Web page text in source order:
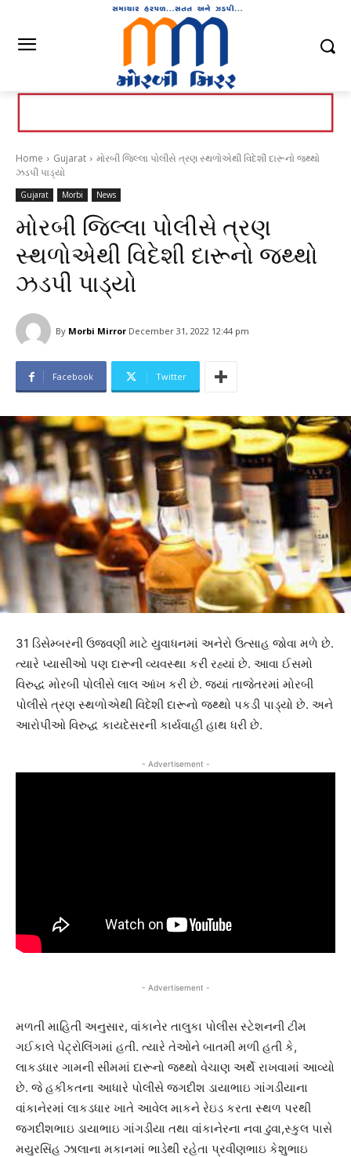
Home Gujarat
મોરબી જિલ્લા પોલીસે ત્રણ સ્થળોએથી વિદેશી દારૂનો જથ્થો
ઝડપી પાડ્યો
Gujarat Morbi News
મોરબી જિલ્લા પોલીસે ત્રણ
સ્થળોએથી વિદેશી દારૂનો જથ્થો
ઝડપી પાડ્યો
By Morbi Mirror December 31, 2022 12:44 pm
Facebook Twitter
31 ડિસેમ્બરની ઉજવણી માટે યુવાધનમાં અનેરો ઉત્સાહ જોવા મળે છે.
ત્યારે પ્યાસીઓ પણ દારૂની વ્યવસ્થા કરી રહ્યાં છે. આવા ઈસમો
વિરુદ્ધ મોરબી પોલીસે લાલ આંખ કરી છે. જ્યાં તાજેતરમાં મોરબી
પોલીસે ત્રણ સ્થળોએથી વિદેશી દારૂનો જથ્થો પકડી પાડ્યો છે. અને
આરોપીઓ વિરુદ્ધ કાયદેસરની કાર્યવાહી હાથ ધરી છે.
- Advertisement -
- Advertisement -
મળતી માહિતી અનુસાર, વાંકાનેર તાલુકા પોલીસ સ્ટેશનની ટીમ
ગઈકાલે પેટ્રોલિંગમાં હતી. ત્યારે તેઓને બાતમી મળી હતી કે,
લાકડધાર ગામની સીમમાં દારૂનો જથ્થો વેચાણ અર્થે રાખવામાં આવ્યો
છે. જે હકીકતના આધારે પોલીસે જગદીશ ડાયાભાઇ ગાંગડીયાના
વાંકાનેરમાં લાકડધાર ખાતે આવેલ માકને રેઇડ કરતા સ્થળ પરથી
જગદીશભાઇ ડાયાભાઇ ગાંગડીયા તથા વાંકાનેરના નવા ઢુવા,સ્કુલ પાસે
મયુરસિંહ ઝાલાના મકાનમાં ભાડેથી રહેતા પ્રવીણભાઇ કેશુભાઇ